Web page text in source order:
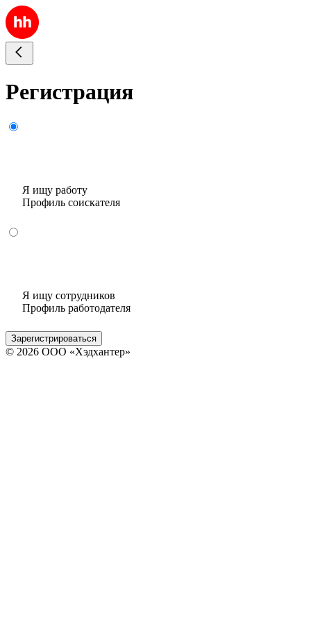
Регистрация
Я ищу работу
Профиль соискателя
Я ищу сотрудников
Профиль работодателя
Зарегистрироваться
© 2026 ООО «Хэдхантер»